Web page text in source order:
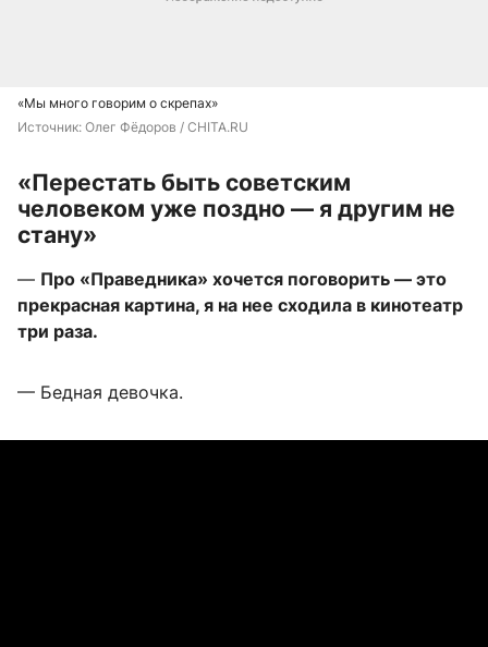
«Мы много говорим о скрепах»
Источник: Олег Фёдоров / CHITA.RU
«Перестать быть советским
человеком уже поздно — я другим не
стану»
— Про «Праведника» хочется поговорить — это
прекрасная картина, я на нее сходила в кинотеатр
три раза.
— Бедная девочка.